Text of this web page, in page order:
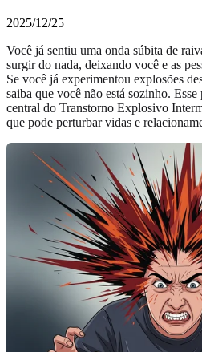
2025/12/25
Você já sentiu uma onda súbita de
surgir do nada, deixando você e as
Se você já experimentou explosões
saiba que você não está sozinho.
central do Transtorno Explosivo
que pode perturbar vidas e